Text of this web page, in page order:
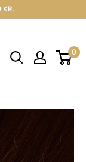
KR.
0